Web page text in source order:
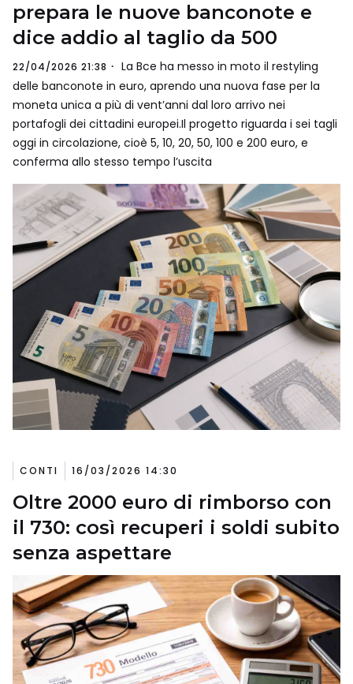
prepara le nuove banconote e
dice addio al taglio da 500
22/04/2026 21:38
La Bce ha messo in moto il restyling
delle banconote in euro, aprendo una nuova fase per la
moneta unica a più di vent’anni dal loro arrivo nei
portafogli dei cittadini europei.Il progetto riguarda i sei tagli
oggi in circolazione, cioè 5, 10, 20, 50, 100 e 200 euro, e
conferma allo stesso tempo l’uscita
CONTI 16/03/2026 14:30
Oltre 2000 euro di rimborso con
il 730: così recuperi i soldi subito
senza aspettare